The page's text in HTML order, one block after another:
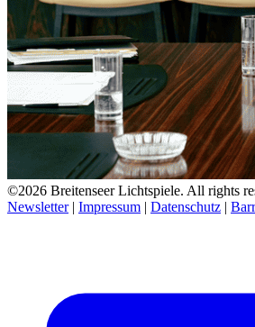
©2026 Breitenseer Lichtspiele. All rights
Newsletter| Impressum | Datenschutz |